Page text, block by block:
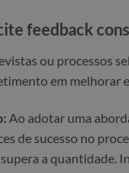
feedback
ou processos
em melhorar
Ao adotar uma
de sucesso no
a quantidade.